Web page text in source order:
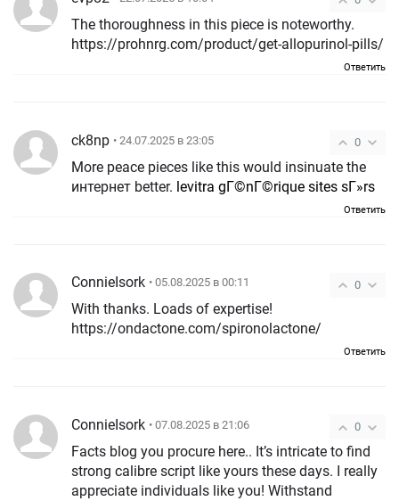
The thoroughness in this piece is noteworthy.
https://prohnrg.com/product/get-allopurinol-pills/
Ответить
0
ck8np • 24.07.2025 в 23:05
More peace pieces like this would insinuate the
интернет better. levitra gГ©nГ©rique sites sГ»rs
Ответить
0
ConnieIsork • 05.08.2025 в 00:11
With thanks. Loads of expertise!
https://ondactone.com/spironolactone/
Ответить
0
ConnieIsork • 07.08.2025 в 21:06
Facts blog you procure here.. It’s intricate to find
strong calibre script like yours these days. I really
appreciate individuals like you! Withstand